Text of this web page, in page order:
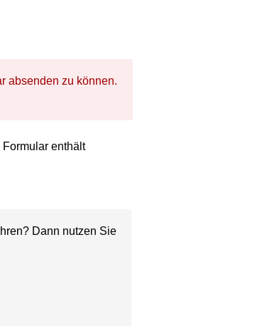
absenden zu können.
enthält
Dann nutzen Sie